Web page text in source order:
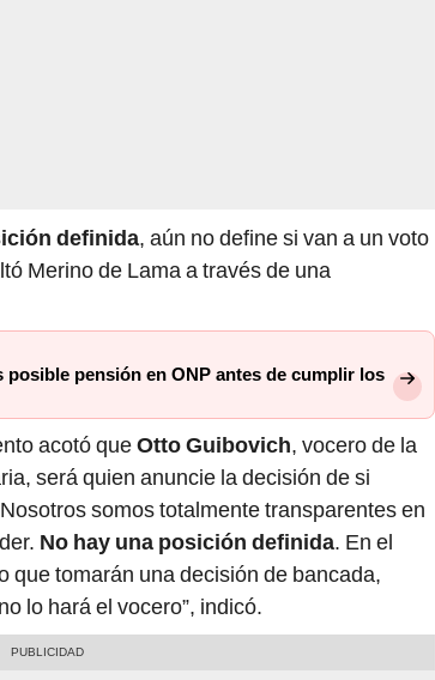
definida, aún no define si van a un voto
Merino de Lama a través de una
pensión en ONP antes de cumplir los
acotó queOtto Guibovich, vocero de la
será quien anuncie la decisión de si
somos totalmente transparentes en
No hay una posición definida. En el
que tomarán una decisión de bancada,
lo hará el vocero”, indicó.